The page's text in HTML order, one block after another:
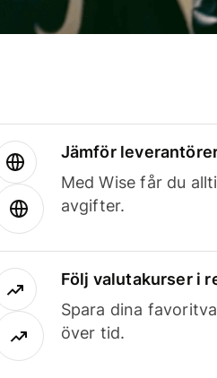
Jämför
Med Wise får du
avgifter.
Följ valutakurser i
Spara dina
över tid.